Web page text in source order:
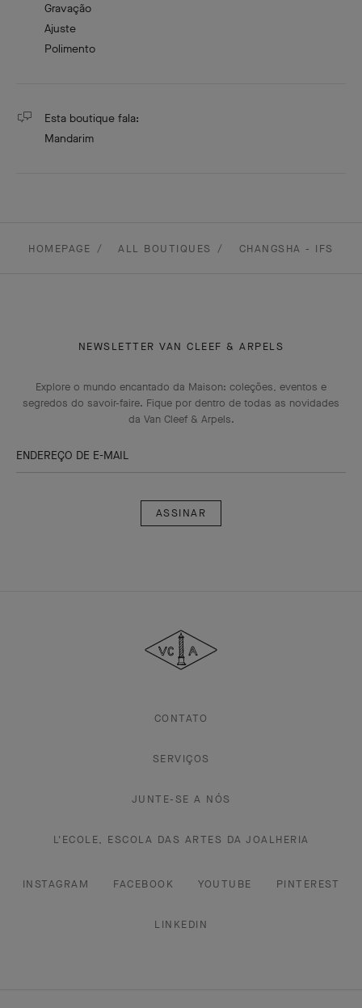
Gravação
Ajuste
Polimento
Esta boutique fala:
Mandarim
HOMEPAGE ALL BOUTIQUES CHANGSHA - IFS
NEWSLETTER VAN CLEEF & ARPELS
Explore o mundo encantado da Maison: coleções, eventos e
segredos do savoir-faire. Fique por dentro de todas as novidades
da Van Cleef & Arpels.
ENDEREÇO DE E-MAIL
&
Arpels
CONTATO
SERVIÇOS
JUNTE-SE A NÓS
L'ECOLE, ESCOLA DAS ARTES DA JOALHERIA
INSTAGRAM FACEBOOK YOUTUBE PINTEREST
LINKEDIN